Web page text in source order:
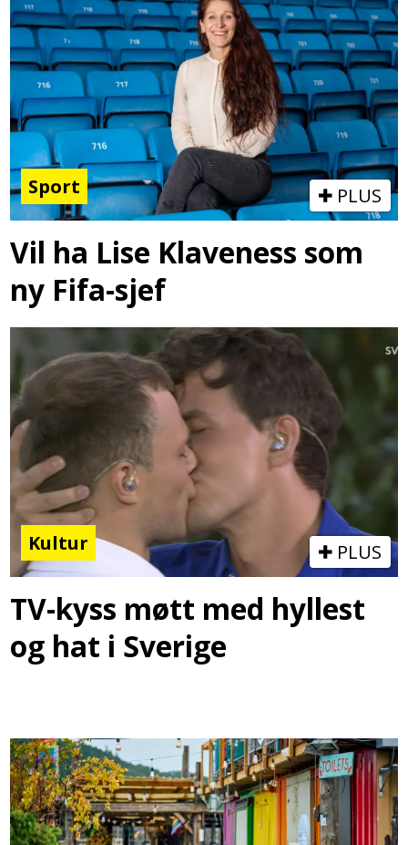
Sport PLUS
Vil ha Lise Klaveness som
ny Fifa-sjef
Kultur PLUS
TV-kyss møtt med hyllest
og hat i Sverige